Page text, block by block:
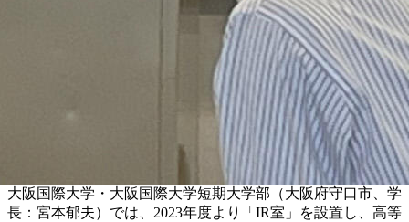
大阪国際大学・大阪国際大学短期大学部（大阪府守口市、学
長：宮本郁夫）では、2023年度より「IR室」を設置し、高等